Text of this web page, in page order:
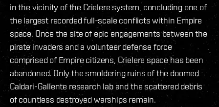
in the vicinity of the Crielere system, concluding one of
the largest recorded full-scale conflicts within Empire
space. Once the site of epic engagements between the
pirate invaders and a volunteer defense force
comprised of Empire citizens, Crielere space has been
abandoned. Only the smoldering ruins of the doomed
Caldari-Gallente research lab and the scattered debris
of countless destroyed warships remain.